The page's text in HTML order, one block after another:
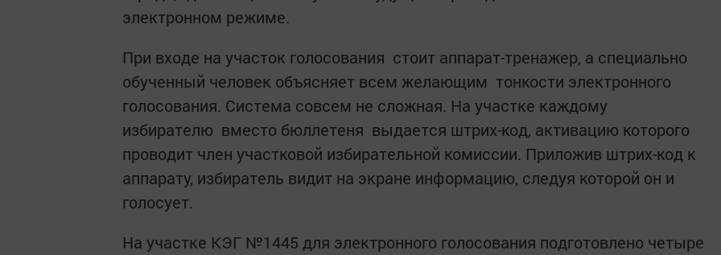
электронном режиме.
При входе на участок голосования стоит аппарат-тренажер, а специально
обученный человек объясняет всем желающим тонкости электронного
голосования. Система совсем не сложная. На участке каждому
избирателю вместо бюллетеня выдается штрих-код, активацию которого
проводит член участковой избирательной комиссии. Приложив штрих-код к
аппарату, избиратель видит на экране информацию, следуя которой он и
голосует.
На участке КЭГ №1445 для электронного голосования подготовлено четыре